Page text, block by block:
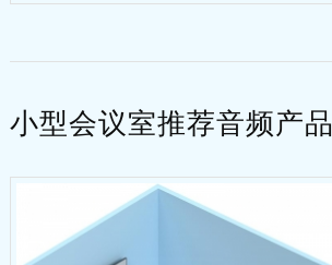
小型会议室推荐音频产品